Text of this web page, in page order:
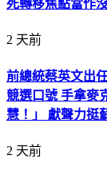
死轉移焦點當作
2 天前
前總統蔡英文出
競選口號 手拿麥
慧！」 獻聲力挺
2 天前